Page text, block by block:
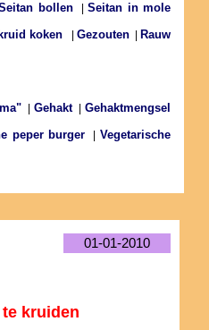
bollen|Seitan in mole
koken Gezouten
Rauw
Gehakt|Gehaktmengsel
peper burger |Vegetarische
01-01-2010
kruiden